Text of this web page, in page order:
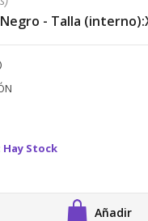
- Talla
Hay Stock
Añadir